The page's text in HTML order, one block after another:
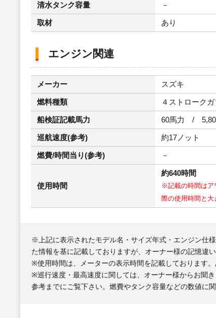
清水タンク容量 －
取材 あり
エンジン関連
メーカー スズキ
燃料種類 ４ストローク
船検証記載馬力 60馬力 /
巡航速度(参考) 約17ノット
燃費/時間当り(参考) －
使用時間
約640時間
※記載の時間はア
際の使用時間と大
※上記に表示されたモデル名・サイズ年式・エンジン仕
た情報を基に記載しておりますが、オーナー様の記憶違
※使用時間は、メーターの表示時間を記載しております
※巡行速度・最高速度に関しては、オーナー様からお聞
参考までにご覧下さい。燃費やタンク容量などの数値に関